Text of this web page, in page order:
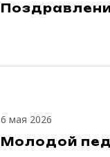
6 мая 2026
Молодой